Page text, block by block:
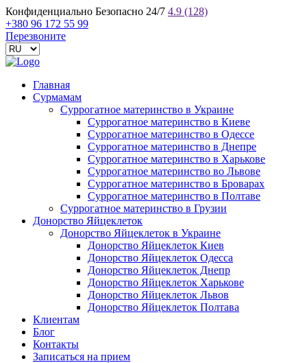
Конфиденциально Безопасно 24/7 4.9 (128)
+380 96 172 55 99
Перезвоните
Главная
Сурмамам
Суррогатное материнство в Украине
Суррогатное материнство в Киеве
Суррогатное материнство в Одессе
Суррогатное материнство в Днепре
Суррогатное материнство в Харькове
Суррогатное материнство во Львове
Суррогатное материнство в Броварах
Суррогатное материнство в Полтаве
Суррогатное материнство в Грузии
Донорство Яйцеклеток
Донорство Яйцеклеток в Украине
Донорство Яйцеклеток Киев
Донорство Яйцеклеток Одесса
Донорство Яйцеклеток Днепр
Донорство Яйцеклеток Харькове
Донорство Яйцеклеток Львов
Донорство Яйцеклеток Полтава
Клиентам
Блог
Контакты
Записаться на прием